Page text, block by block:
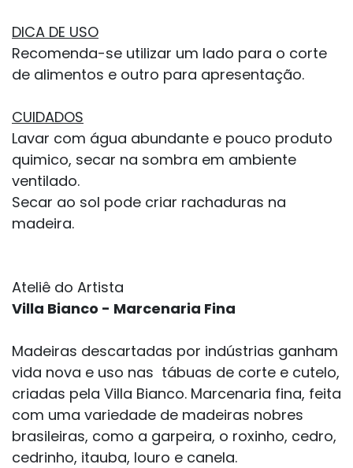
DICA DE USO
Recomenda-se utilizar um lado para o corte
de alimentos e outro para apresentação.
CUIDADOS
Lavar com água abundante e pouco produto
quimico, secar na sombra em ambiente
ventilado.
Secar ao sol pode criar rachaduras na
madeira.
Ateliê do Artista
Villa Bianco - Marcenaria Fina
Madeiras descartadas por indústrias ganham
vida nova e uso nas tábuas de corte e cutelo,
criadas pela Villa Bianco. Marcenaria fina, feita
com uma variedade de madeiras nobres
brasileiras, como a garpeira, o roxinho, cedro,
cedrinho, itauba, louro e canela.